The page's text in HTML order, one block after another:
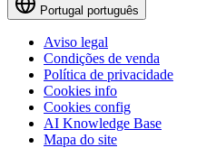
Portugal português
Aviso legal
Condições de venda
Política de privacidade
Cookies info
Cookies config
AI Knowledge Base
Mapa do site